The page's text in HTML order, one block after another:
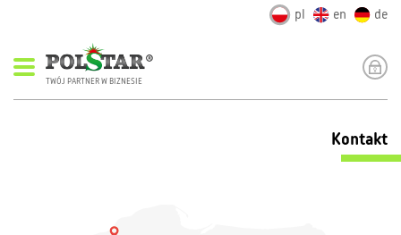
pl en de
TWÓJ PARTNER W BIZNESIE
Kontakt